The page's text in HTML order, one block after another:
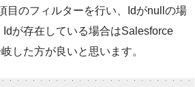
目のフィルターを行い、Idがnullの場
が存在している場合はSalesforce
した方が良いと思います。